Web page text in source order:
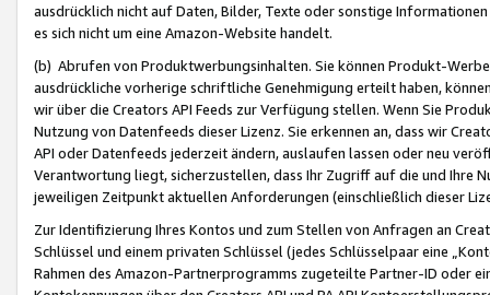
ausdrücklich nicht auf Daten, Bilder, Texte oder sonstige
es sich nicht um eine Amazon-Website handelt.
(b) Abrufen von Produktwerbungsinhalten. Sie können Produkt-
ausdrückliche vorherige schriftliche Genehmigung erteilt haben,
wir über die Creators API Feeds zur Verfügung stellen. Wenn Sie
Nutzung von Datenfeeds dieser Lizenz. Sie erkennen an, dass wir
API oder Datenfeeds jederzeit ändern, auslaufen lassen oder neu
Verantwortung liegt, sicherzustellen, dass Ihr Zugriff auf die und Ihre
jeweiligen Zeitpunkt aktuellen Anforderungen (einschließlich dieser
Zur Identifizierung Ihres Kontos und zum Stellen von Anfragen an
Schlüssel und einem privaten Schlüssel (jedes Schlüsselpaar eine
Rahmen des Amazon-Partnerprogramms zugeteilte Partner-ID oder